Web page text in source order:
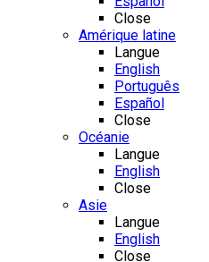
Close
Amérique latine
Langue
English
Português
Español
Close
Océanie
Langue
English
Close
Asie
Langue
English
Close